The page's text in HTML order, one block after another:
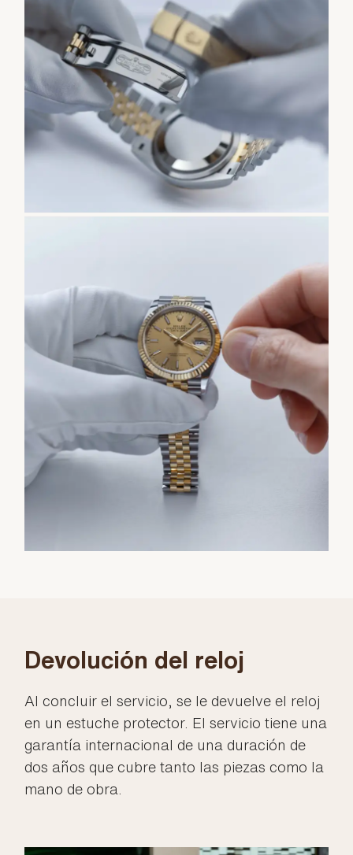
Devolución del reloj
Al concluir el servicio, se le devuelve el reloj
en un estuche protector. El servicio tiene una
garantía internacional de una duración de
dos años que cubre tanto las piezas como la
mano de obra.